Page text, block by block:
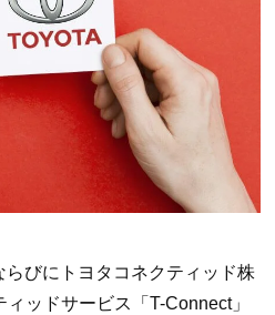
びにトヨタコネクティッド株
ッドサービス「T-Connect」